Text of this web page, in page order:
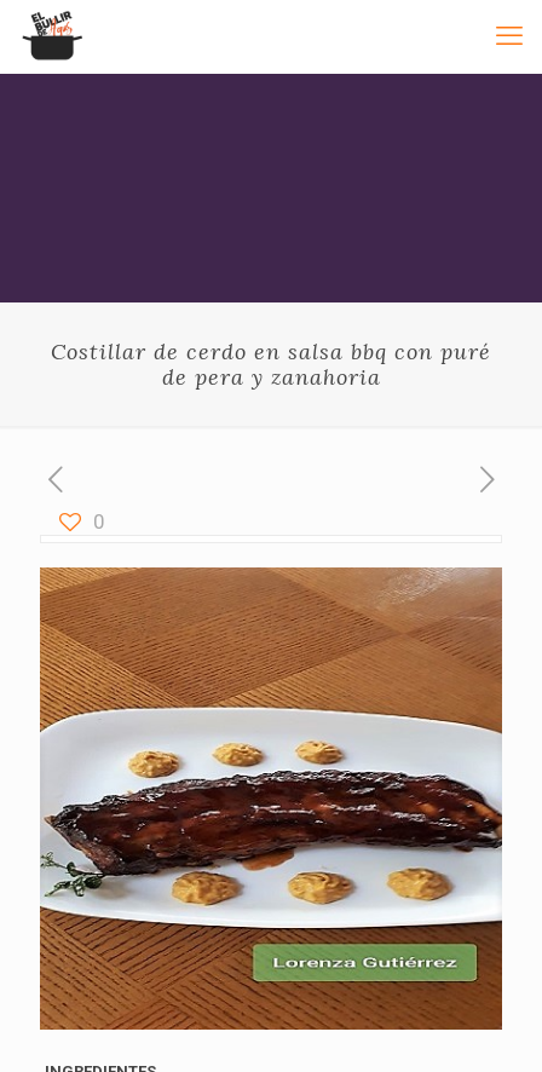
Costillar de cerdo en salsa bbq con puré
de pera y zanahoria
0